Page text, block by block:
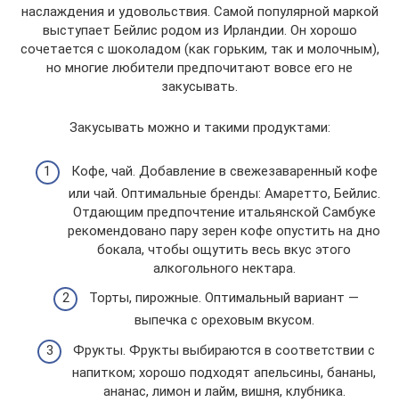
наслаждения и удовольствия. Самой популярной маркой
выступает Бейлис родом из Ирландии. Он хорошо
сочетается с шоколадом (как горьким, так и молочным),
но многие любители предпочитают вовсе его не
закусывать.
Закусывать можно и такими продуктами:
Кофе, чай. Добавление в свежезаваренный кофе
или чай. Оптимальные бренды: Амаретто, Бейлис.
Отдающим предпочтение итальянской Самбуке
рекомендовано пару зерен кофе опустить на дно
бокала, чтобы ощутить весь вкус этого
алкогольного нектара.
Торты, пирожные. Оптимальный вариант —
выпечка с ореховым вкусом.
Фрукты. Фрукты выбираются в соответствии с
напитком; хорошо подходят апельсины, бананы,
ананас, лимон и лайм, вишня, клубника.